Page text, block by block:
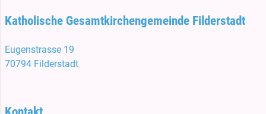
Katholische Gesamtkirchengemeinde Filderstadt
Eugenstrasse 19
70794 Filderstadt